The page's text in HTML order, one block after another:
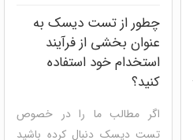
پنل ارزیابی سازمانی و گروهی
چطور از تست دیسک به
عنوان بخشی از فرآیند
استخدام خود استفاده
کنید؟
اگر مطالب ما را در خصوص
تست دیسک دنبال کرده باشید